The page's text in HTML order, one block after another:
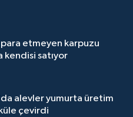
etmeyen karpuzu
kendisi satıyor
alevler yumurta üretim
çevirdi